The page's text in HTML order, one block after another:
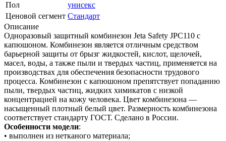
Пол
унисекс
Ценовой сегмент Стандарт
Описание
Одноразовый защитный комбинезон Jeta Safety JPC110 с
капюшоном. Комбинезон является отличным средством
барьерной защиты от брызг жидкостей, кислот, щелочей,
масел, воды, а также пыли и твердых частиц, применяется на
производствах для обеспечения безопасности трудового
процесса. Комбинезон с капюшоном препятствует попаданию
пыли, твердых частиц, жидких химикатов с низкой
концентрацией на кожу человека. Цвет комбинезона —
насыщенный плотный белый цвет. Размерность комбинезона
соответствует стандарту ГОСТ. Сделано в России.
Особенности модели:
• выполнен из нетканого материала;